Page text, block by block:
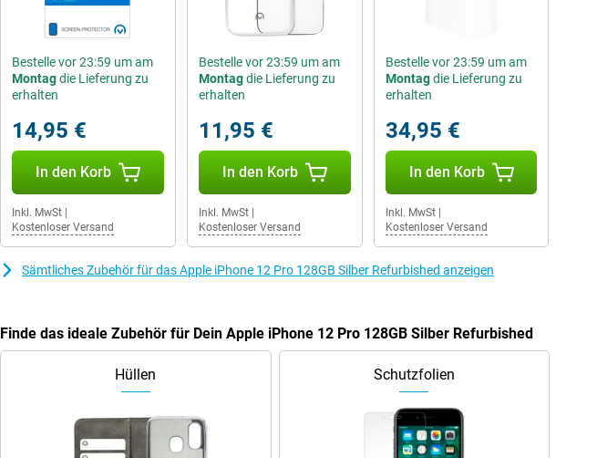
Bestelle vor 23:59 um am
Montagdie Lieferung zu
erhalten
14,95 €
In den Korb
Inkl. MwSt
Kostenloser Versand
Bestelle vor 23:59 um am
Montagdie Lieferung zu
erhalten
11,95 €
In den Korb
Inkl. MwSt|
Kostenloser Versand
Bestelle vor 23:59 um am
Montagdie Lieferung zu
erhalten
34,95 €
In den Korb
Inkl. MwSt|
Kostenloser Versand
Sämtliches Zubehör für das Apple iPhone 12 Pro 128GB Silber Refurbished anzeigen
Finde das ideale Zubehör für Dein Apple iPhone 12 Pro 128GB Silber Refurbished
Hüllen Schutzfolien